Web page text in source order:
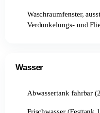
Waschraumfenster,
Verdunkelungs- und
Wasser
Abwassertank fahrbar
Frischwasser (Festtank